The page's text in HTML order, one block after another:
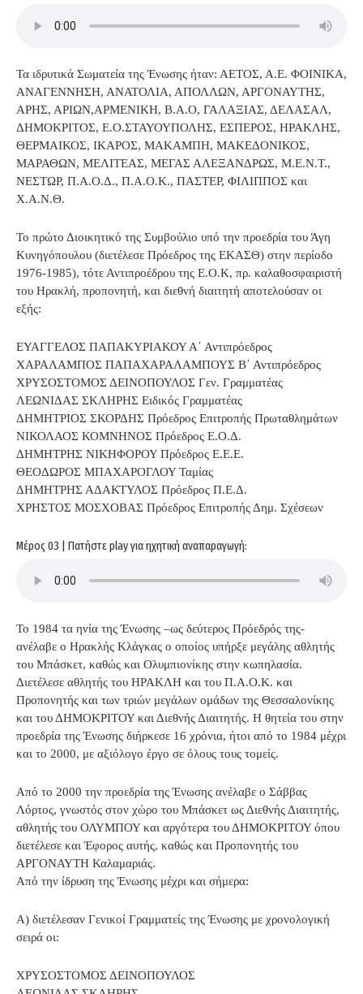
Τα ιδρυτικά Σωματεία της Ένωσης ήταν: ΑΕΤΟΣ, Α.Ε. ΦΟΙΝΙΚΑ,
ΑΝΑΓΕΝΝΗΣΗ, ΑΝΑΤΟΛΙΑ, ΑΠΟΛΛΩΝ, ΑΡΓΟΝΑΥΤΗΣ,
ΑΡΗΣ, ΑΡΙΩΝ,ΑΡΜΕΝΙΚΗ, Β.Α.Ο, ΓΑΛΑΞΙΑΣ, ΔΕΛΑΣΑΛ,
ΔΗΜΟΚΡΙΤΟΣ, Ε.Ο.ΣΤΑΥΟΥΠΟΛΗΣ, ΕΣΠΕΡΟΣ, ΗΡΑΚΛΗΣ,
ΘΕΡΜΑΙΚΟΣ, ΙΚΑΡΟΣ, ΜΑΚΑΜΠΗ, ΜΑΚΕΔΟΝΙΚΟΣ,
ΜΑΡΑΘΩΝ, ΜΕΛΙΤΕΑΣ, ΜΕΓΑΣ ΑΛΕΞΑΝΔΡΩΣ, Μ.Ε.Ν.Τ.,
ΝΕΣΤΩΡ, Π.Α.Ο.Δ., Π.Α.Ο.Κ., ΠΑΣΤΕΡ, ΦΙΛΙΠΠΟΣ και
Χ.Α.Ν.Θ.
Το πρώτο Διοικητικό της Συμβούλιο υπό την προεδρία του Άγη
Κυνηγόπουλου (διετέλεσε Πρόεδρος της ΕΚΑΣΘ) στην περίοδο
1976-1985), τότε Αντιπροέδρου της Ε.Ο.Κ, πρ. καλαθοσφαιριστή
του Ηρακλή, προπονητή, και διεθνή διαιτητή αποτελούσαν οι
εξής:
ΕΥΑΓΓΕΛΟΣ ΠΑΠΑΚΥΡΙΑΚΟΥ Α΄ Αντιπρόεδρος
ΧΑΡΑΛΑΜΠΟΣ ΠΑΠΑΧΑΡΑΛΑΜΠΟΥΣ Β΄ Αντιπρόεδρος
ΧΡΥΣΟΣΤΟΜΟΣ ΔΕΙΝΟΠΟΥΛΟΣ Γεν. Γραμματέας
ΛΕΩΝΙΔΑΣ ΣΚΛΗΡΗΣ Ειδικός Γραμματέας
ΔΗΜΗΤΡΙΟΣ ΣΚΟΡΔΗΣ Πρόεδρος Επιτροπής Πρωταθλημάτων
ΝΙΚΟΛΑΟΣ ΚΟΜΝΗΝΟΣ Πρόεδρος Ε.Ο.Δ.
ΔΗΜΗΤΡΗΣ ΝΙΚΗΦΟΡΟΥ Πρόεδρος Ε.Ε.Ε.
ΘΕΟΔΩΡΟΣ ΜΠΑΧΑΡΟΓΛΟΥ Ταμίας
ΔΗΜΗΤΡΗΣ ΑΔΑΚΤΥΛΟΣ Πρόεδρος Π.Ε.Δ.
ΧΡΗΣΤΟΣ ΜΟΣΧΟΒΑΣ Πρόεδρος Επιτροπής Δημ. Σχέσεων
Μέρος 03 | Πατήστε play για ηχητική αναπαραγωγή:
Το 1984 τα ηνία της Ένωσης –ως δεύτερος Πρόεδρός της-
ανέλαβε ο Ηρακλής Κλάγκας ο οποίος υπήρξε μεγάλης αθλητής
του Μπάσκετ, καθώς και Ολυμπιονίκης στην κωπηλασία.
Διετέλεσε αθλητής του ΗΡΑΚΛΗ και του Π.Α.Ο.Κ. και
Προπονητής και των τριών μεγάλων ομάδων της Θεσσαλονίκης
και του ΔΗΜΟΚΡΙΤΟΥ και Διεθνής Διαιτητής. Η θητεία του στην
προεδρία της Ένωσης διήρκεσε 16 χρόνια, ήτοι από το 1984 μέχρι
και το 2000, με αξιόλογο έργο σε όλους τους τομείς.
Από το 2000 την προεδρία της Ένωσης ανέλαβε ο Σάββας
Λόρτος, γνωστός στον χώρο του Μπάσκετ ως Διεθνής Διαιτητής,
αθλητής του ΟΛΥΜΠΟΥ και αργότερα του ΔΗΜΟΚΡΙΤΟΥ όπου
διετέλεσε και Έφορος αυτής, καθώς και Προπονητής του
ΑΡΓΟΝΑΥΤΗ Καλαμαριάς.
Από την ίδρυση της Ένωσης μέχρι και σήμερα:
Α) διετέλεσαν Γενικοί Γραμματείς της Ένωσης με χρονολογική
σειρά οι:
ΧΡΥΣΟΣΤΟΜΟΣ ΔΕΙΝΟΠΟΥΛΟΣ